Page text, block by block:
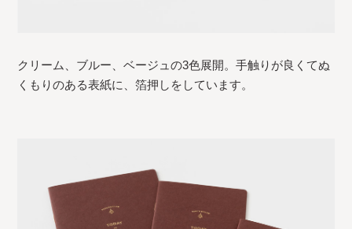
クリーム、ブルー、ベージュの3色展開。手触りが良くてぬ
くもりのある表紙に、箔押しをしています。